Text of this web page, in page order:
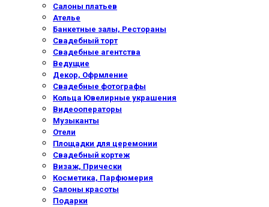
Салоны платьев
Ателье
Банкетные залы, Рестораны
Свадебный торт
Свадебные агентства
Ведущие
Декор, Офрмление
Свадебные фотографы
Кольца Ювелирные украшения
Видеооператоры
Музыканты
Отели
Площадки для церемонии
Свадебный кортеж
Визаж, Прически
Косметика, Парфюмерия
Салоны красоты
Подарки